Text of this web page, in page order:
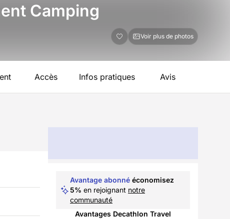
Camping
Voir plus de photos
Accès Infos pratiques Avis
Avantage abonné économisez
5% en rejoignant notre
communauté
Avantages Decathlon Travel